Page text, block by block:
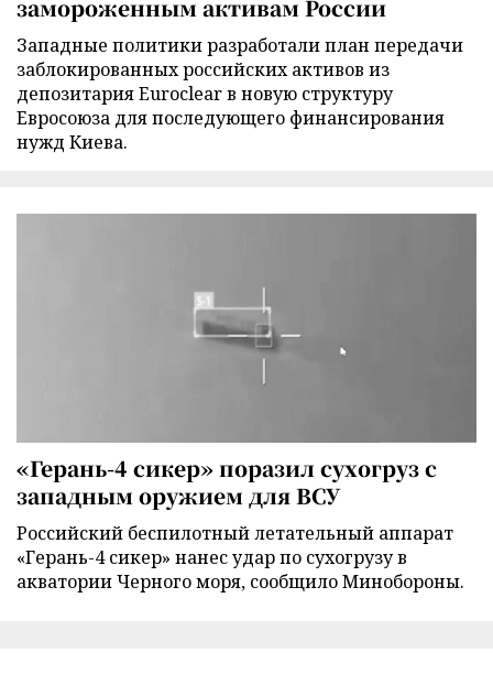
замороженным активам России
Западные политики разработали план передачи
заблокированных российских активов из
депозитария Euroclear в новую структуру
Евросоюза для последующего финансирования
нужд Киева.
«Герань-4 сикер» поразил сухогруз с
западным оружием для ВСУ
Российский беспилотный летательный аппарат
«Герань-4 сикер» нанес удар по сухогрузу в
акватории Черного моря, сообщило Минобороны.